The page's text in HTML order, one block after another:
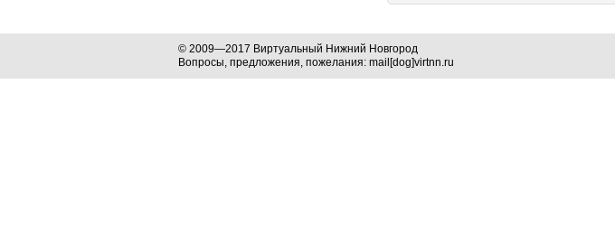
© 2009—2017 Виртуальный Нижний Новгород
Вопросы, предложения, пожелания: mail[dog]virtnn.ru